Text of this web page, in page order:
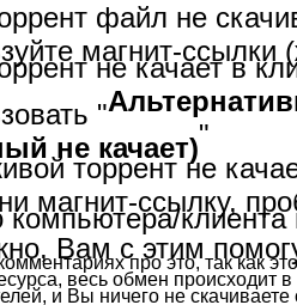
файл не
магнит-ссылки
не качает в
"
не качает) "
торрент не
магнит-ссылку,
компьютера/клиента
Вам с этим
про это, так как
весь обмен происходит
и Вы ничего не скачиваете